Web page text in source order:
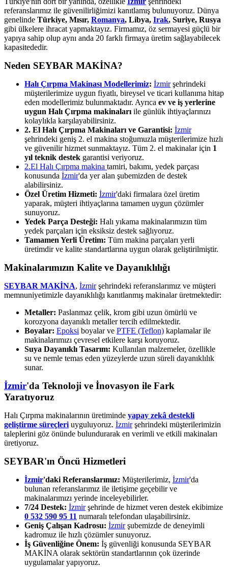
referanslarımız ile güvenilirliğimizi kanıtlamış bulunuyoruz. Dünya
genelinde Türkiye, Mısır, Romanya, Libya, Irak, Suriye, Rusya
gibi ülkelere ihracat yapmaktayız. Firmamız, öz sermayesi güçlü bir
yapıya sahip olup aynı anda 20 farklı firmaya üretim sağlayabilecek
kapasitededir.
Neden SEYBAR MAKİNA?
Halı Çırpma Makinası Modellerimiz: İzmirşehrindeki
müşterilerimize uygun fiyatlı, bireysel ve ticari kullanıma hitap
eden modellerimiz bulunmaktadır. Ayrıca ev ve iş yerlerine
uygun Halı Çırpma makinaları ile günlük ihtiyaçlarınızı
kolaylıkla karşılayabilirsiniz.
2. El Halı Çırpma Makinaları ve Garantisi: İzmir
şehrindeki geniş 2. el makina stoğumuzla müşterilerimize hızlı
ve güvenilir hizmet sunmaktayız. Tüm 2. el makinalar için 1
yıl teknik destek garantisi veriyoruz.
2.El Halı Çırpma makina tamiri, bakımı, yedek parçası
konusunda İzmir'da yer alan şubemizden de destek
alabilirsiniz.
Özel Üretim Hizmeti: İzmir'daki firmalara özel üretim
yaparak, müşteri ihtiyaçlarına tamamen uygun çözümler
sunuyoruz.
Yedek Parça Desteği: Halı yıkama makinalarımızın tüm
yedek parçaları için eksiksiz destek sağlıyoruz.
Tamamen Yerli Üretim: Tüm makina parçaları yerli
üretimdir ve kalite standartlarına uygun olarak geliştirilmiştir.
Makinalarımızın Kalite ve Dayanıklılığı
SEYBAR MAKİNA, İzmirşehrindeki referanslarımız ve müşteri
memnuniyetimizle dayanıklılığı kanıtlanmış makinalar üretmektedir:
Metaller: Paslanmaz çelik, krom gibi uzun ömürlü ve
korozyona dayanıklı metaller tercih edilmektedir.
Boyalar: Epoksi boyalar ve PTFE (Teflon) kaplamalar ile
makinalarımızı çevresel etkilere karşı koruyoruz.
Suya Dayanıklı Tasarım: Kullanılan malzemeler, özellikle
su ve nemle temas eden yüzeylerde uzun süreli dayanıklılık
sunar.
İzmir'da Teknoloji ve İnovasyon ile Fark
Yaratıyoruz
Halı Çırpma makinalarının üretiminde yapay zekâ destekli
geliştirme süreçleri uyguluyoruz. İzmirşehrindeki müşterilerimizin
taleplerini göz önünde bulundurarak en verimli ve etkili makinaları
üretiyoruz.
SEYBAR'ın Öncü Hizmetleri
İzmir'daki Referanslarımız: Müşterilerimiz, İzmir'da
bulunan referanslarımız ile iletişime geçebilir ve
makinalarımızı yerinde inceleyebilirler.
7/24 Destek: İzmirşehrinde de hizmet veren destek ekibimize
0 532 590 95 11 numaralı telefondan ulaşabilirsiniz.
Geniş Çalışan Kadrosu: İzmirşubemizde de deneyimli
kadromuz ile hızlı çözümler sunuyoruz.
İş Güvenliğine Önem: İş güvenliği konusunda SEYBAR
MAKİNA olarak sektörün standartlarının çok üzerinde
uygulamalar yapıyoruz.